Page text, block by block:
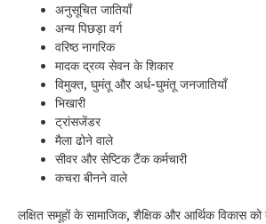
अनुसूचित जातियाँ
अन्य पिछड़ा वर्ग
वरिष्ठ नागरिक
मादक द्रव्य सेवन के शिकार
विमुक्त, घुमंतू और अर्ध-घुमंतू जनजातियाँ
भिखारी
ट्रांसजेंडर
मैला ढोने वाले
सीवर और सेप्टिक टैंक कर्मचारी
कचरा बीनने वाले
लक्षित समूहों के सामाजिक, शैक्षिक और आर्थिक विकास को